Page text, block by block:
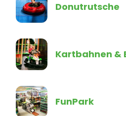
Donutrutsche
Kartbahnen &
FunPark